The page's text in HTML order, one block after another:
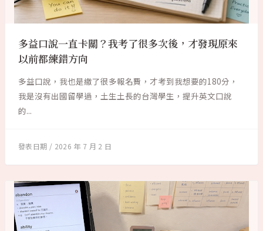
多益口說一直卡關？我考了很多次後，才發現原來
以前都練錯方向
多益口說，我也是繳了很多報名費，才考到我想要的180分，
我是沒有出國留學過，土生土長的台灣學生，提升英文口說
的...
2026 年 7 月 2 日